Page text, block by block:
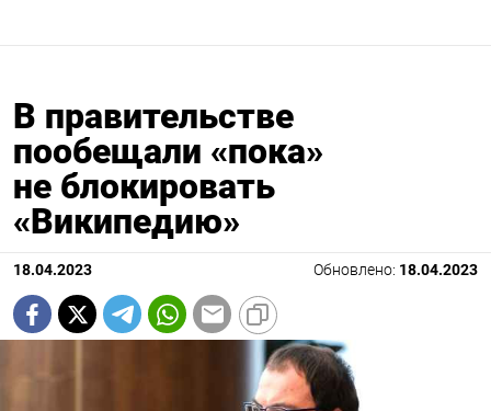
В правительстве
пообещали «пока»
не блокировать
«Википедию»
18.04.2023 Обновлено: 18.04.2023